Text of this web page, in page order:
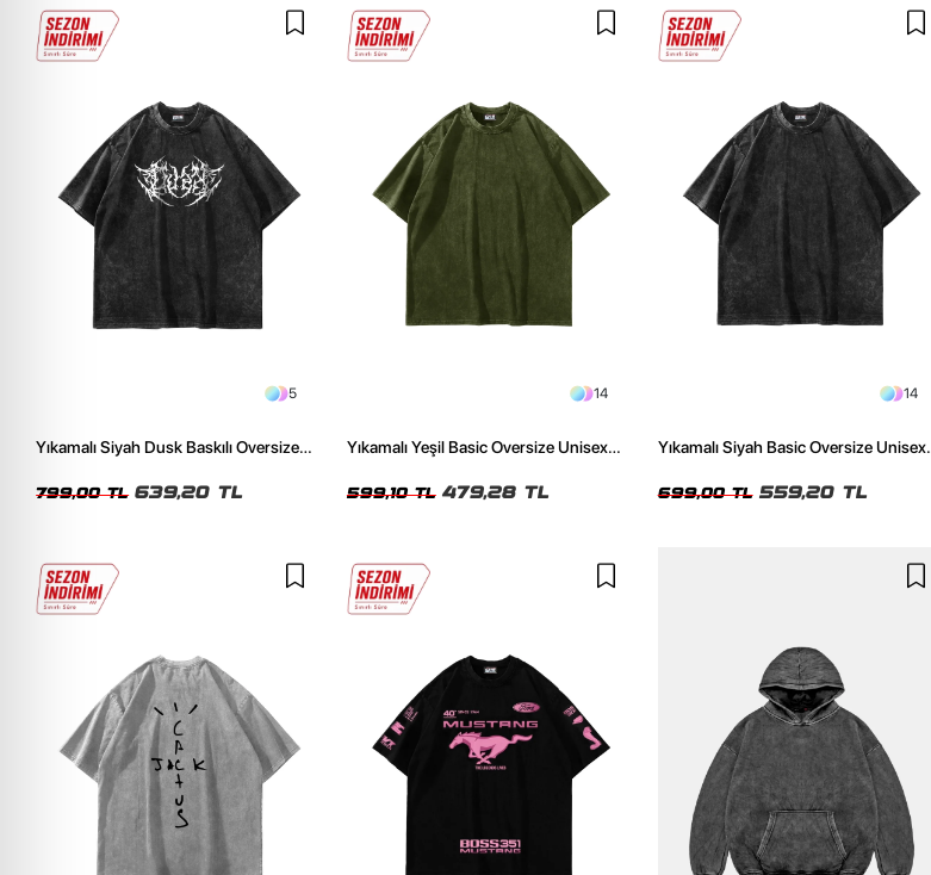
5
Yıkamalı Siyah Dusk Baskılı Oversize
799,00 TL 639,20 TL
14
Yıkamalı Yeşil Basic Oversize Unisex
599,10 TL 479,28 TL
14
Yıkamalı Siyah Basic Oversize Unisex
699,00 TL 559,20 TL